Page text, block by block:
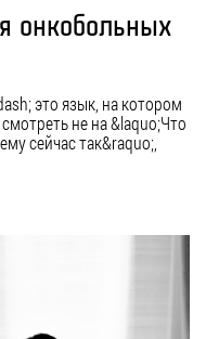
онкобольных
это язык, на котором
не на &laquo;Что
сейчас так&raquo;,